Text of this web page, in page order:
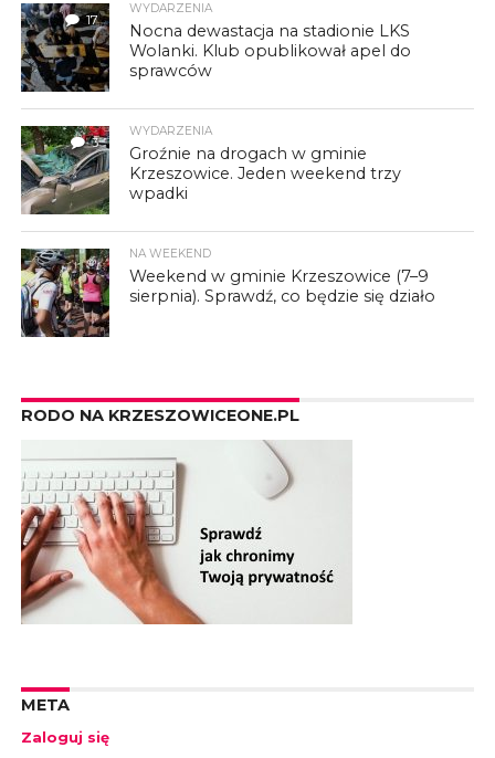
17
WYDARZENIA
Nocna dewastacja na stadionie LKS
Wolanki. Klub opublikował apel do
sprawców
3
WYDARZENIA
Groźnie na drogach w gminie
Krzeszowice. Jeden weekend trzy
wpadki
NA WEEKEND
Weekend w gminie Krzeszowice (7–9
sierpnia). Sprawdź, co będzie się działo
RODO NA KRZESZOWICEONE.PL
META
Zaloguj się